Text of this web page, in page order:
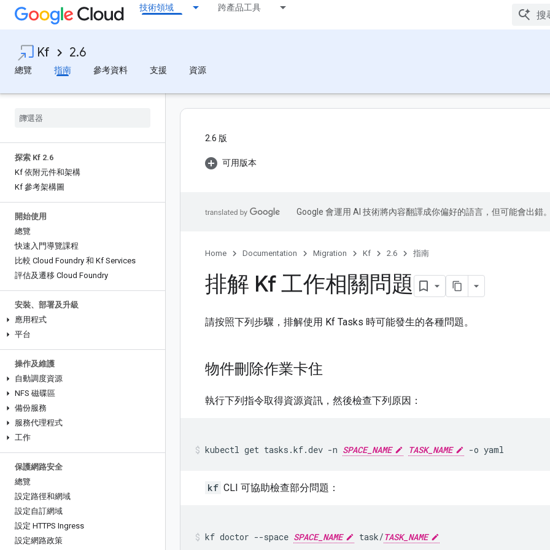
技術領域 跨產品工具
Kf 2.6
總覽 指南 參考資料 支援 資源
探索 Kf 2.6
Kf 依附元件和架構
Kf 參考架構圖
開始使用
總覽
快速入門導覽課程
比較 Cloud Foundry 和 Kf Services
評估及遷移 Cloud Foundry
安裝、部署及升級
應用程式
平台
操作及維護
自動調度資源
NFS 磁碟區
備份服務
服務代理程式
工作
保護網路安全
總覽
設定路徑和網域
設定自訂網域
設定 HTTPS Ingress
設定網路政策
2.6 版
可用版本
Google 會運用 AI 技術將內容翻譯成你偏好的語言，但可能會出錯
Home Documentation Migration Kf 2.6 指南
排解 Kf 工作相關問題
請按照下列步驟，排解使用 Kf Tasks 時可能發生的各種問題。
物件刪除作業卡住
執行下列指令取得資源資訊，然後檢查下列原因：
kubectl get tasks.kf.dev -n SPACE_NAME TASK_NAME -o yaml
kf CLI 可協助檢查部分問題：
kf doctor --space SPACE_NAME task/TASK_NAME